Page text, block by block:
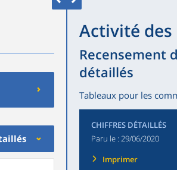
Activité des
Recensement
détaillés
Tableaux pour les
CHIFFRES DÉTAILLÉS
Paru le : 29/06/2020
Imprimer